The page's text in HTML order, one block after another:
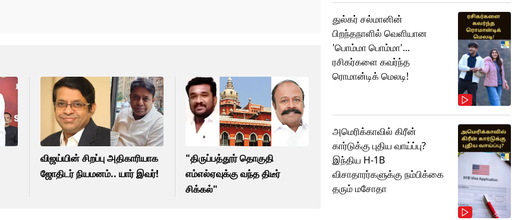
விஜய்யின் சிறப்பு அதிகாரியாக
ஜோதிடர் நியமனம்.. யார் இவர்!
"திருப்பத்தூர் தொகுதி
எம்எல்ஏவுக்கு வந்த திடீர்
சிக்கல்"
துல்கர் சல்மானின்
பிறந்தநாளில் வெளியான
'பொம்மா பொம்மா'...
ரசிகர்களை கவர்ந்த
ரொமான்டிக் மெலடி!
அமெரிக்காவில் கிரீன்
கார்டுக்கு புதிய வாய்ப்பு?
இந்திய H-1B
விசாதாரர்களுக்கு நம்பிக்கை
தரும் மசோதா